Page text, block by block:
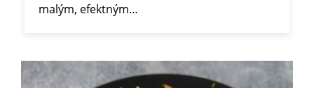
malým, efektným…